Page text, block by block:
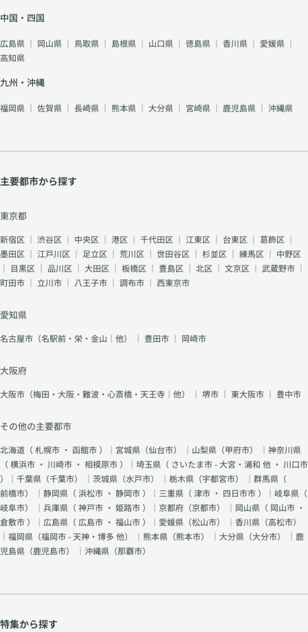
中国・四国
広島県 ｜ 岡山県 ｜ 鳥取県 ｜ 島根県 ｜ 山口県 ｜ 徳島県 ｜ 香川県 ｜ 愛媛県 ｜
高知県
九州・沖縄
福岡県 ｜ 佐賀県 ｜ 長崎県 ｜ 熊本県 ｜ 大分県 ｜ 宮崎県 ｜ 鹿児島県 ｜ 沖縄県
主要都市から探す
東京都
新宿区 ｜ 渋谷区 ｜ 中央区 ｜ 港区 ｜ 千代田区 ｜ 江東区 ｜ 台東区 ｜ 葛飾区 ｜
墨田区 ｜ 江戸川区 ｜ 足立区 ｜ 荒川区 ｜ 世田谷区 ｜ 杉並区 ｜ 練馬区 ｜ 中野区
｜ 目黒区 ｜ 品川区 ｜ 大田区 ｜ 板橋区 ｜ 豊島区 ｜ 北区 ｜ 文京区 ｜ 武蔵野市 ｜
町田市 ｜ 立川市 ｜ 八王子市 ｜ 調布市 ｜ 西東京市
愛知県
名古屋市（名駅前・栄・金山｜他） ｜ 豊田市 ｜ 岡崎市
大阪府
大阪市（梅田・大阪・難波・心斎橋・天王寺｜他） ｜ 堺市 ｜ 東大阪市 ｜ 豊中市
その他の主要都市
北海道（札幌市 ・ 函館市）｜宮城県（仙台市） ｜山梨県（甲府市） ｜神奈川県
（横浜市 ・ 川崎市 ・ 相模原市）｜埼玉県（ さいたま市 - 大宮・浦和 他 ・ 川口市
）｜千葉県（千葉市） ｜茨城県（水戸市） ｜栃木県（宇都宮市） ｜群馬県（
前橋市） ｜静岡県（浜松市 ・ 静岡市）｜三重県（津市 ・ 四日市市）｜岐阜県（
岐阜市） ｜兵庫県（神戸市 ・ 姫路市）｜京都府（京都市） ｜岡山県（ 岡山市 ・
倉敷市）｜広島県（広島市 ・ 福山市）｜愛媛県（松山市） ｜香川県（高松市）
｜福岡県（福岡市 - 天神・博多 他） ｜熊本県（熊本市） ｜大分県（大分市） ｜鹿
児島県（鹿児島市） ｜沖縄県（那覇市）
特集から探す